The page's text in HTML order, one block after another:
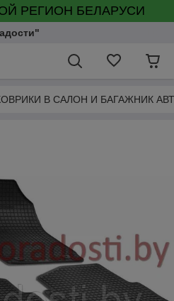
РЕГИОН БЕЛАРУСИ
В САЛОН И БАГАЖНИК